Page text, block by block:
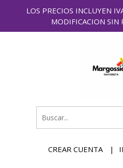
LOS PRECIOS INCLUYEN
MODIFICACION SIN
CREAR CUENTA